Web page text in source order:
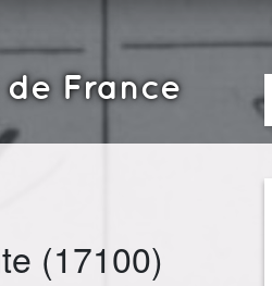
France
(17100)